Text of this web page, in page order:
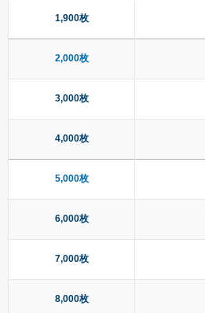
1,900枚
2,000枚
3,000枚
4,000枚
5,000枚
6,000枚
7,000枚
8,000枚